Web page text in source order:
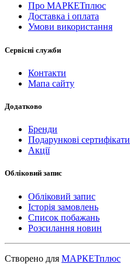
Про МАРКЕТплюс
Доставка і оплата
Умови використання
Сервісні служби
Контакти
Мапа сайту
Додатково
Бренди
Подарункові сертифікати
Акції
Обліковий запис
Обліковий запис
Історія замовлень
Список побажань
Розсилання новин
Створено для МАРКЕТплюс